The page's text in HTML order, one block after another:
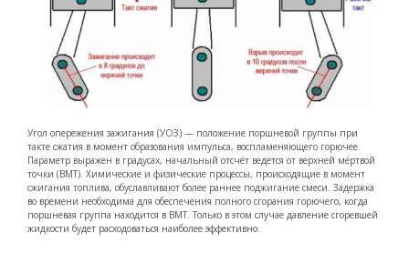
Угол опережения зажигания (УОЗ) — положение поршневой группы при
такте сжатия в момент образования импульса, воспламеняющего горючее.
Параметр выражен в градусах, начальный отсчёт ведётся от верхней мёртвой
точки (ВМТ). Химические и физические процессы, происходящие в момент
сжигания топлива, обуславливают более раннее поджигание смеси. Задержка
во времени необходима для обеспечения полного сгорания горючего, когда
поршневая группа находится в ВМТ. Только в этом случае давление сгоревшей
жидкости будет расходоваться наиболее эффективно.